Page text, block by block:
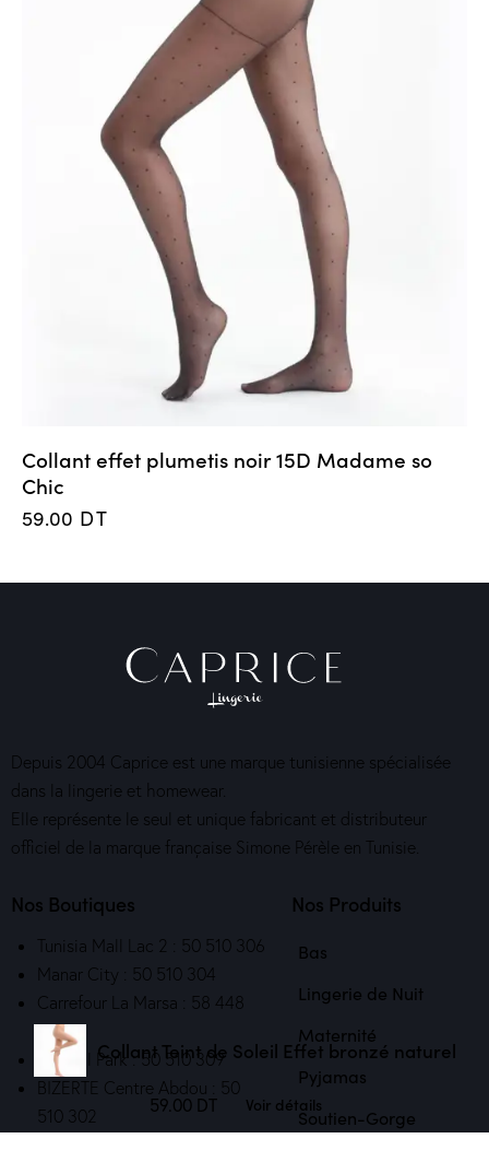
Collant effet plumetis noir 15D Madame so
Chic
59.00 DT
Depuis 2004 Caprice est une marque tunisienne spécialisée
dans la lingerie et homewear.
Elle représente le seul et unique fabricant et distributeur
officiel de la marque française Simone Pérèle en Tunisie.
Nos Boutiques
Tunisia Mall Lac 2 : 50 510 306
Manar City : 50 510 304
Carrefour La Marsa : 58 448
841
Central Park : 50 510 309
BIZERTE Centre Abdou : 50
510 302
Nos Produits
Bas
Lingerie de Nuit
Maternité
Pyjamas
Soutien-Gorge
Collant Teint de Soleil Effet bronzé naturel
59.00 DT Voir détails